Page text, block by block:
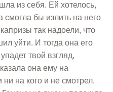
из себя. Ей хотелось,
смогла бы излить на него
так надоели, что
уйти. И тогда она его
твой взгляд,
она ему на
на кого и не смотрел.